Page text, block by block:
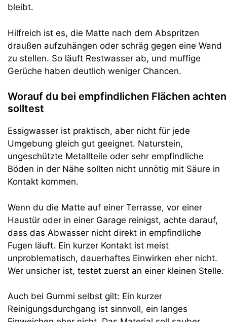
bleibt.
Hilfreich ist es, die Matte nach dem Abspritzen
draußen aufzuhängen oder schräg gegen eine Wand
zu stellen. So läuft Restwasser ab, und muffige
Gerüche haben deutlich weniger Chancen.
Worauf du bei empfindlichen Flächen achten
solltest
Essigwasser ist praktisch, aber nicht für jede
Umgebung gleich gut geeignet. Naturstein,
ungeschützte Metallteile oder sehr empfindliche
Böden in der Nähe sollten nicht unnötig mit Säure in
Kontakt kommen.
Wenn du die Matte auf einer Terrasse, vor einer
Haustür oder in einer Garage reinigst, achte darauf,
dass das Abwasser nicht direkt in empfindliche
Fugen läuft. Ein kurzer Kontakt ist meist
unproblematisch, dauerhaftes Einwirken eher nicht.
Wer unsicher ist, testet zuerst an einer kleinen Stelle.
Auch bei Gummi selbst gilt: Ein kurzer
Reinigungsdurchgang ist sinnvoll, ein langes